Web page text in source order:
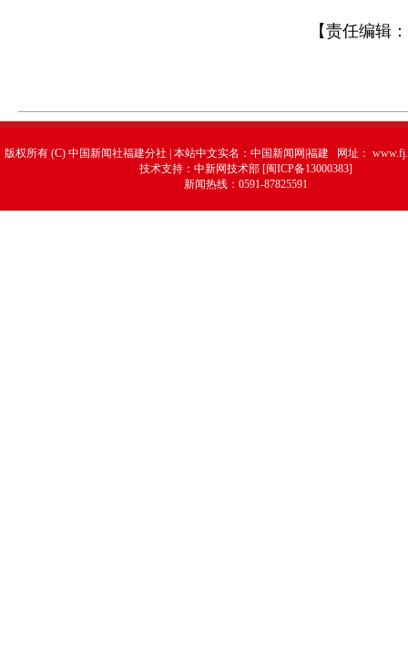
【责任编辑：
版权所有 (C) 中国新闻社福建分社 | 本站中文实名：中国新闻网|福建 网址：
技术支持：中新网技术部 [闽ICP备13000383]
新闻热线：0591-87825591